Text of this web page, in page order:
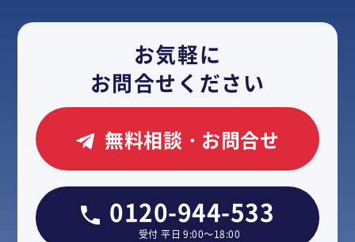
お気軽に
お問合せください
無料相談・お問合せ
0120-944-533
受付 平日 9:00～18:00